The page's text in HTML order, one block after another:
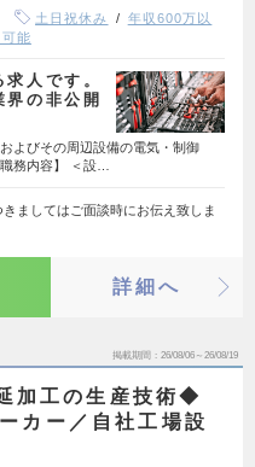
土日祝休み
年収600万以
能
人です。
の非公開
よびその周辺設備の電気・制御
務内容】 ＜設…
ましてはご面談時にお伝え致しま
詳細へ
掲載期間 26/08/06～26/08/19
加工の生産技術◆
カー／自社工場設